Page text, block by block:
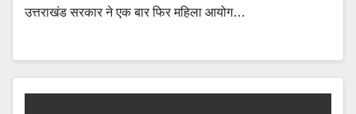
उत्तराखंड सरकार ने एक बार फिर महिला आयोग…